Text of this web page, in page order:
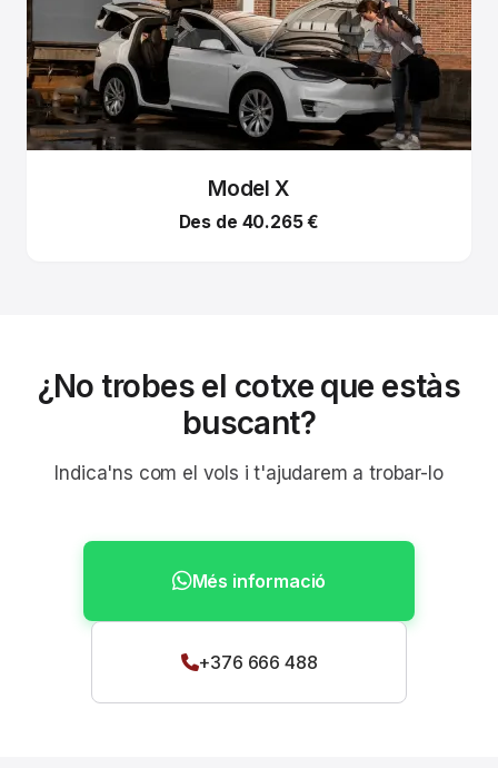
Model X
Des de 40.265 €
¿No trobes el cotxe que estàs
buscant?
Indica'ns com el vols i t'ajudarem a trobar-lo
Més informació
+376 666 488